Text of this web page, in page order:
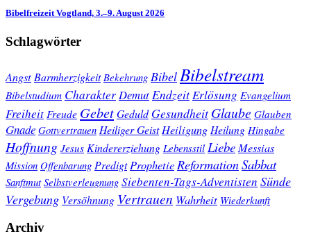
Bibelfreizeit Vogtland, 3.–9. August 2026
Schlagwörter
Angst Barmherzigkeit Bekehrung Bibel Bibelstream
Bibelstudium Charakter Demut EndzeitErlösung Evangelium
Freiheit Freude GebetGeduld Gesundheit Glaube Glauben
Gnade Gottvertrauen Heiliger Geist Heiligung Heilung Hingabe
Hoffnung Jesus Kindererziehung Lebensstil Liebe Messias
Mission Offenbarung Predigt Prophetie ReformationSabbat
Sanftmut Selbstverleugnung Siebenten-Tags-Adventisten Sünde
Vergebung Versöhnung Vertrauen Wahrheit Wiederkunft
Archiv